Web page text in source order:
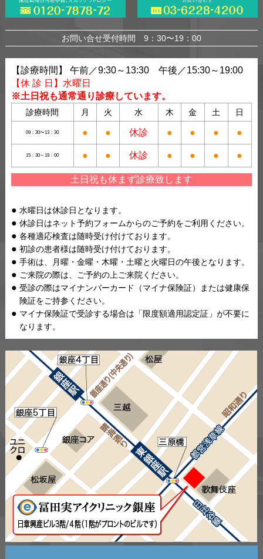
お問い合せ受付時間 9：30〜19：00
【診療時間】 午前／9:30～13:30 午後／15:30～19:00
【休 診 日】水曜日
※土日祝も通常通り診療しています。
診療時間 月 火 水 木 金 土 日
09：30〜13：30 ● ● 休診 ● ● ● ●
15：30～19：00 ● ● 休診 ● ● ● ●
土日祝も休まず診療致します
水曜日は休診日となります。
休診日はネット予約フォームからのご予約をご利用ください。
各種適応検査は随時受け付けております。
初診の患者様は随時受け付けております。
手術は、月曜・金曜・木曜・土曜と火曜日の午後となります。
ご来院の際は、ご予約の上ご来院ください。
受診の際はマイナンバーカード（マイナ保険証）または健康保
険証をご持参ください。
マイナ保険証で受診する場合は「限度額適用認定証」が不要に
なります。